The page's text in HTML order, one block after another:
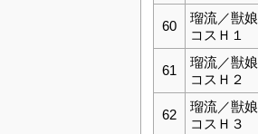
60
瑠流／獣娘
コスＨ１
61
瑠流／獣娘
コスＨ２
62
瑠流／獣娘
コスＨ３